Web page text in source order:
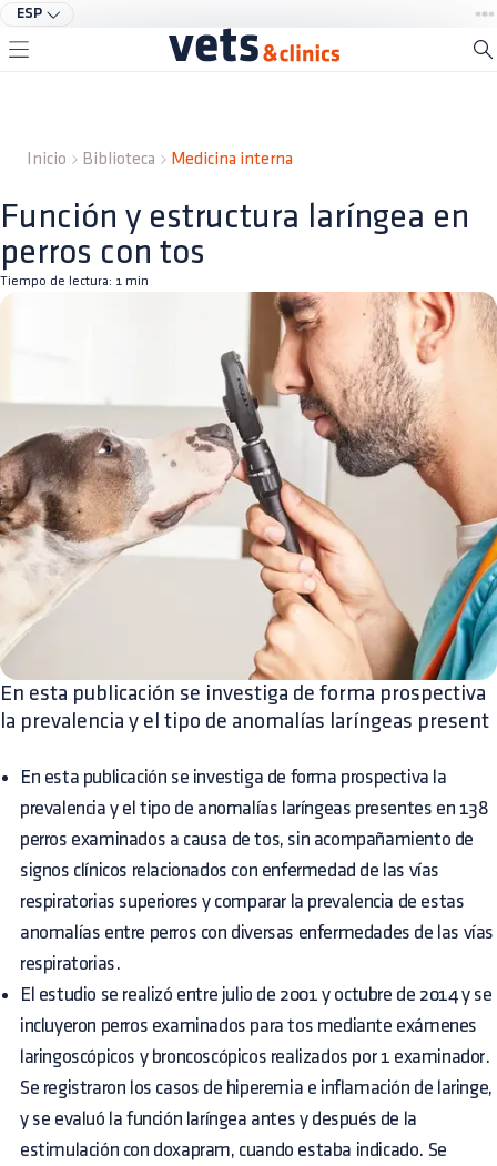
ESP
Inicio Biblioteca Medicina interna
Función y estructura laríngea en
perros con tos
Tiempo de lectura: 1 min
En esta publicación se investiga de forma prospectiva
la prevalencia y el tipo de anomalías laríngeas present
En esta publicación se investiga de forma prospectiva la
prevalencia y el tipo de anomalías laríngeas presentes en 138
perros examinados a causa de tos, sin acompañamiento de
signos clínicos relacionados con enfermedad de las vías
respiratorias superiores y comparar la prevalencia de estas
anomalías entre perros con diversas enfermedades de las vías
respiratorias.
El estudio se realizó entre julio de 2001 y octubre de 2014 y se
incluyeron perros examinados para tos mediante exámenes
laringoscópicos y broncoscópicos realizados por 1 examinador.
Se registraron los casos de hiperemia e inflamación de laringe,
y se evaluó la función laríngea antes y después de la
estimulación con doxapram, cuando estaba indicado. Se